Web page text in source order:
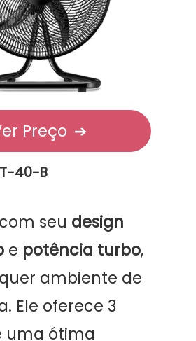
Preço ➔
40-B
seu design
e potência turbo,
ambiente de
Ele oferece 3
uma ótima